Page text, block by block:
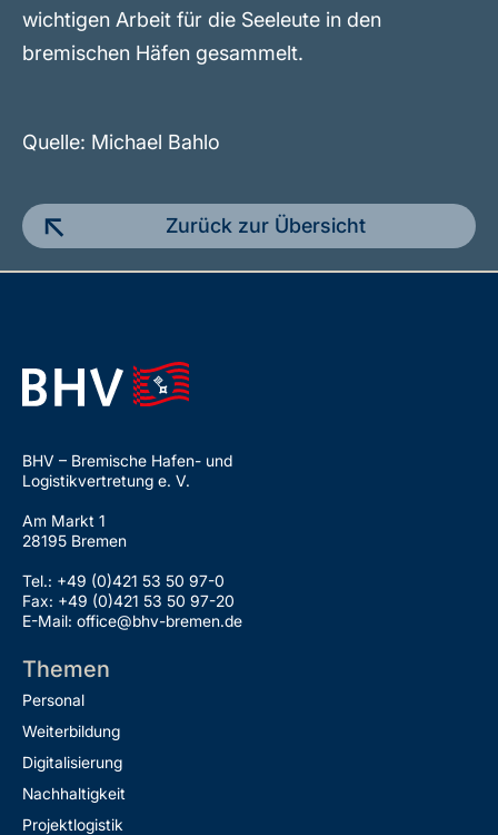
wichtigen Arbeit für die Seeleute in den
bremischen Häfen gesammelt.
Quelle: Michael Bahlo
Zurück zur Übersicht
BHV – Bremische Hafen- und
Logistikvertretung e. V.
Am Markt 1
28195 Bremen
Tel.: +49 (0)421 53 50 97-0
Fax: +49 (0)421 53 50 97-20
E-Mail: office@bhv-bremen.de
Themen
Personal
Weiterbildung
Digitalisierung
Nachhaltigkeit
Projektlogistik